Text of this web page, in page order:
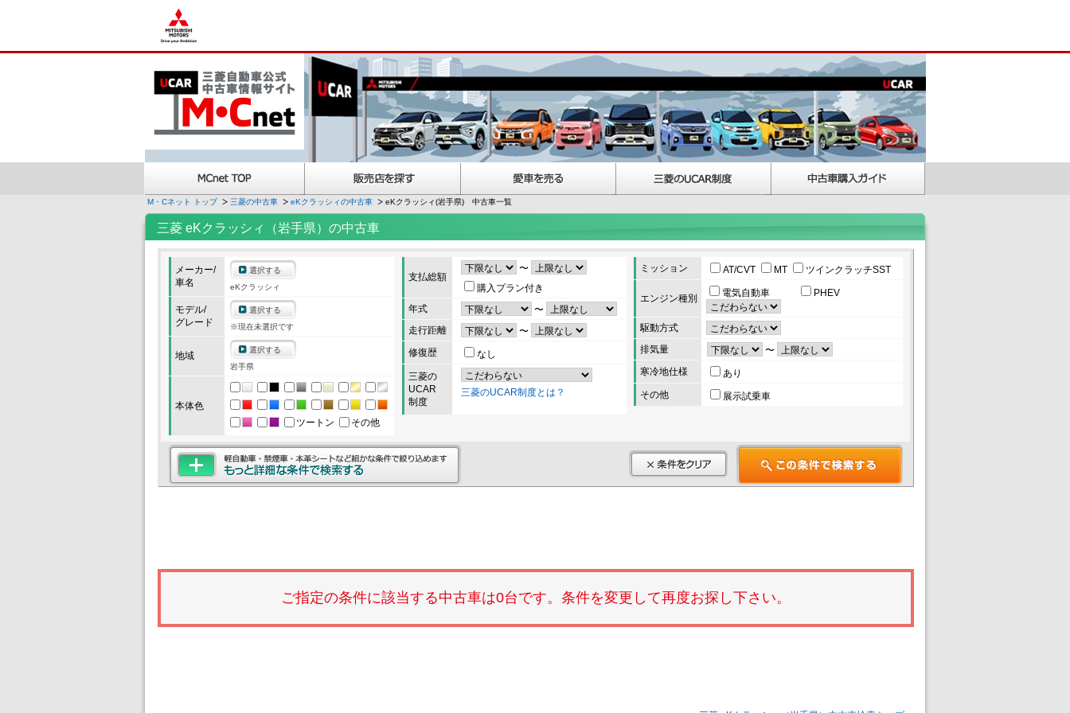
M・Cネット トップ 三菱の中古車 eKクラッシィの中古車 eKクラッシィ(岩手県) 中古車一覧
三菱 eKクラッシィ（岩手県）の中古車
メーカー/
車名
選択する
eKクラッシィ
モデル/
グレード
選択する
※現在未選択です
地域
選択する
岩手県
本体色
ツートン
その他
支払総額
〜
購入プラン付き
年式
〜
走行距離
〜
修復歴
なし
三菱の
UCAR
制度
三菱のUCAR制度とは？
ミッション AT/CVT MT ツインクラッチSST
エンジン種別 電気自動車 PHEV
駆動方式
排気量
〜
寒冷地仕様
あり
その他
展示試乗車
ご指定の条件に該当する中古車は0台です。条件を変更して再度お探し下さい。